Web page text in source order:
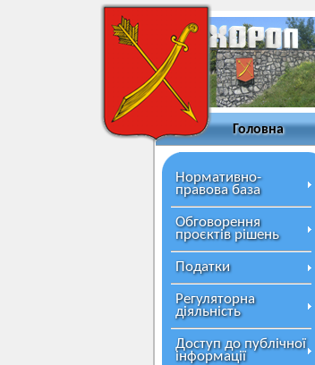
Головна
Нормативно-
правова база
Обговорення
проєктів рішень
Податки
Регуляторна
діяльність
Доступ до публічної
інформації